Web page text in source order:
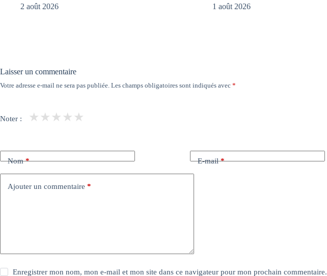
2 août 2026
1 août 2026
Laisser un commentaire
Votre adresse e-mail ne sera pas publiée. Les champs obligatoires sont indiqués avec *
Noter : ★
★
★
★
★
Nom* E-mail*
Ajouter un commentaire *
Enregistrer mon nom, mon e-mail et mon site dans ce navigateur pour mon prochain commentaire.